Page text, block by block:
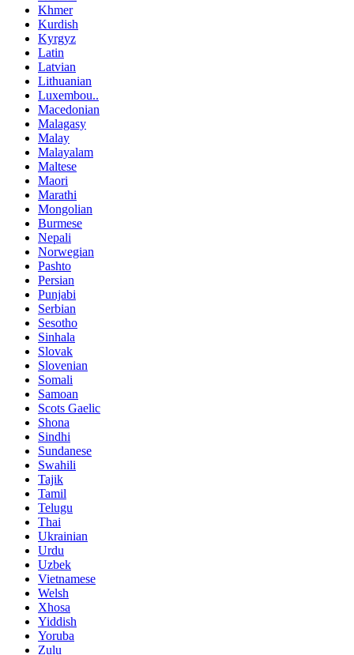
Khmer
Kurdish
Kyrgyz
Latin
Latvian
Lithuanian
Luxembou..
Macedonian
Malagasy
Malay
Malayalam
Maltese
Maori
Marathi
Mongolian
Burmese
Nepali
Norwegian
Pashto
Persian
Punjabi
Serbian
Sesotho
Sinhala
Slovak
Slovenian
Somali
Samoan
Scots Gaelic
Shona
Sindhi
Sundanese
Swahili
Tajik
Tamil
Telugu
Thai
Ukrainian
Urdu
Uzbek
Vietnamese
Welsh
Xhosa
Yiddish
Yoruba
Zulu